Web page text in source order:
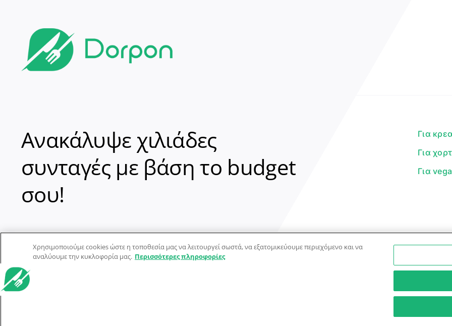
Ανακάλυψε χιλιάδες
συνταγές με βάση το budget
σου!
Για
Για
Για
© Dorpon • Μηχανή αναζήτησης για …καλοφαγάδες!
Χρησιμοποιούμε cookies ώστε η τοποθεσία μας να λειτουργεί σωστά, να εξατομικεύουμε περιεχόμενο και να
αναλύουμε την κυκλοφορία μας. Περισσότερες πληροφορίες